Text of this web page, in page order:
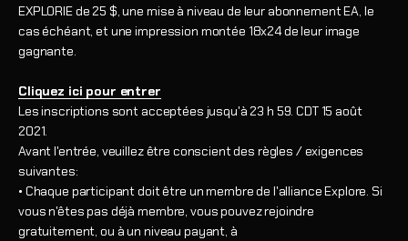
EXPLORIE de 25 $, une mise à niveau de leur abonnement EA, le
cas échéant, et une impression montée 18x24 de leur image
gagnante.
Cliquez ici pour entrer
Les inscriptions sont acceptées jusqu'à 23 h 59. CDT 15 août
2021.
Avant l'entrée, veuillez être conscient des règles / exigences
suivantes:
• Chaque participant doit être un membre de l'alliance Explore. Si
vous n'êtes pas déjà membre, vous pouvez rejoindre
gratuitement, ou à un niveau payant, à